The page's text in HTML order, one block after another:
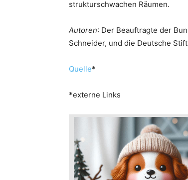
strukturschwachen Räumen.
Autoren: Der Beauftragte der
Schneider, und die Deutsche
Quelle*
*externe Links